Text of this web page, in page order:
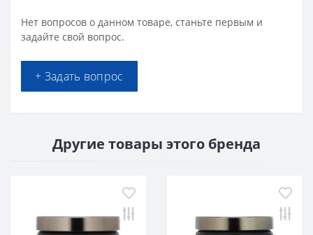
Нет вопросов о данном товаре, станьте первым и
задайте свой вопрос.
+ Задать вопрос
Другие товары этого бренда